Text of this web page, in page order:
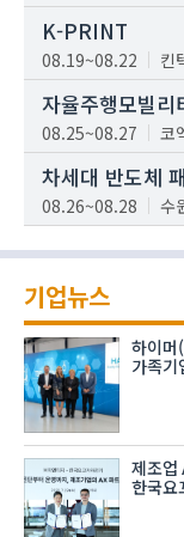
K-PRINT
08.19~08.22 킨
자율주행모빌리
08.25~08.27 코
차세대 반도체
08.26~08.28 수
기업뉴스
하이
가족기
제조업
한국요